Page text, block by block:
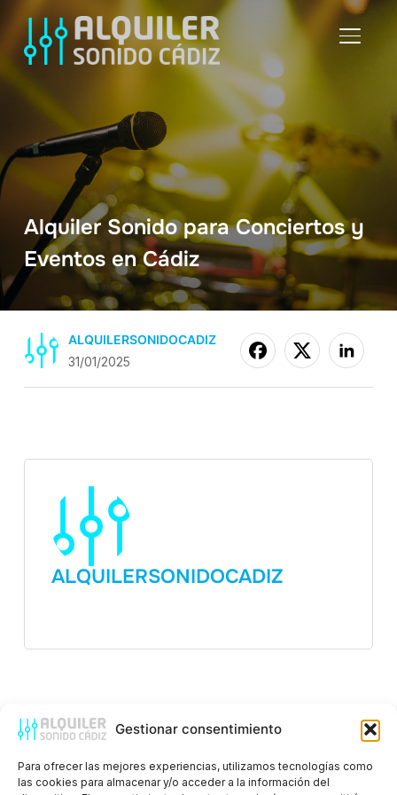
Gestionar consentimiento
Para ofrecer las mejores experiencias, utilizamos tecnologías como
las cookies para almacenar y/o acceder a la información del
Alquiler Sonido para Conciertos y
Eventos en Cádiz
ALQUILERSONIDOCADIZ
31/01/2025
ALQUILERSONIDOCADIZ
Publicación Anterior